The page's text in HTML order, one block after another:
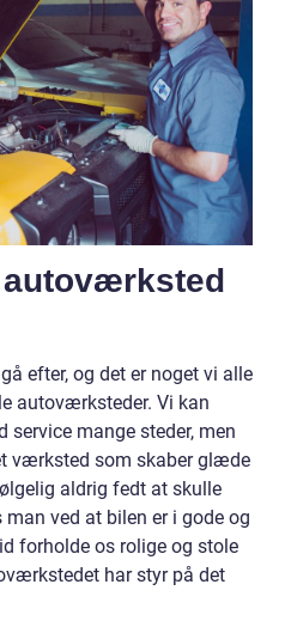
efter, og det er noget vi alle
autoværksteder. Vi kan
mange steder, men
værksted som skaber glæde
aldrig fedt at skulle
ved at bilen er i gode og
forholde os rolige og stole
har styr på det